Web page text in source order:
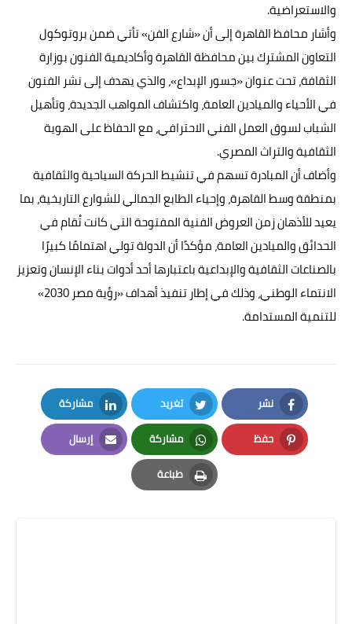
والاستعراضية.
وأشار محافظ القاهرة إلى أن «شارع الفن» تأتي ضمن بروتوكول
التعاون المشترك بين محافظة القاهرة وأكاديمية الفنون بوزارة
الثقافة، تحت عنوان «جسور الإبداع»، والذي يهدف إلى نشر الفنون
في الأحياء والميادين العامة، واكتشاف المواهب الجديدة، وتأهيل
الشباب لسوق العمل الفني الاحترافي، مع الحفاظ على الهوية
الثقافية والتراث المصري.
وأضاف أن المبادرة تسهم في تنشيط الحركة السياحية والثقافية
بمنطقة وسط القاهرة، وإحياء الطابع الجمالي للشوارع التاريخية، بما
يعيد للأذهان زمن العروض الفنية المفتوحة التي كانت تُقام في
الحدائق والميادين العامة، مؤكدًا أن الدولة تولي اهتمامًا كبيرًا
بالصناعات الثقافية والإبداعية باعتبارها أحد أدوات بناء الإنسان وتعزيز
الانتماء الوطني، وذلك في إطار تنفيذ أهداف «رؤية مصر 2030»
للتنمية المستدامة.
نشر
Facebook
تغريد
Twitter
مشاركة
LinkedIn
حفظ
Pinterest
مشاركة
Whatsapp
إرسال
Email
طباعة
Print